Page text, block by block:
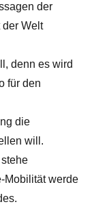
der
der Welt
denn es wird
für den
die
will.
Mobilität werde